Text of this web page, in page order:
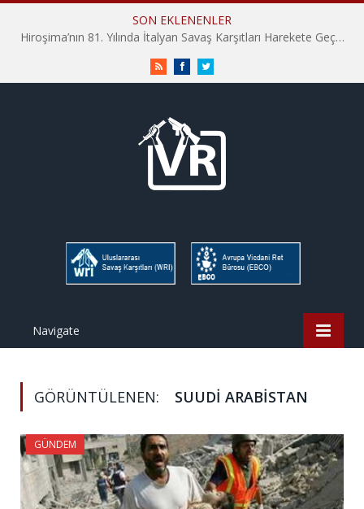
SON EKLENENLER
Hiroşima’nın 81. Yılında İtalyan Savaş Karşıtları Harekete Geçti: “Hatırlamak yeterli değil”
RSS FacebookTwitter
Navigate
GÖRÜNTÜLENEN: SUUDI ARABISTAN
GÜNDEM